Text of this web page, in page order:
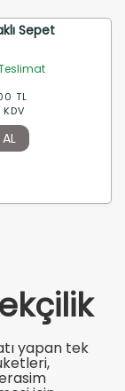
Sepet
TL
KDV
yapan tek